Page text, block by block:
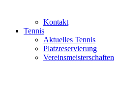
Kontakt
Tennis
Aktuelles Tennis
Platzreservierung
Vereinsmeisterschaften